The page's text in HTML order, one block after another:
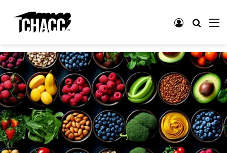
Connexion